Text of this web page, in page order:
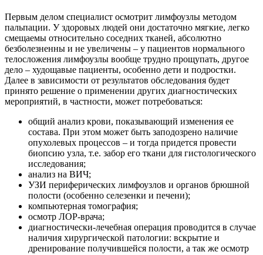
Первым делом специалист осмотрит лимфоузлы методом
пальпации. У здоровых людей они достаточно мягкие, легко
смещаемы относительно соседних тканей, абсолютно
безболезненны и не увеличены – у пациентов нормального
телосложения лимфоузлы вообще трудно прощупать, другое
дело – худощавые пациенты, особенно дети и подростки.
Далее в зависимости от результатов обследования будет
принято решение о применении других диагностических
мероприятий, в частности, может потребоваться:
общий анализ крови, показывающий изменения ее
состава. При этом может быть заподозрено наличие
опухолевых процессов – и тогда придется провести
биопсию узла, т.е. забор его ткани для гистологического
исследования;
анализ на ВИЧ;
УЗИ периферических лимфоузлов и органов брюшной
полости (особенно селезенки и печени);
компьютерная томография;
осмотр ЛОР-врача;
диагностически-лечебная операция проводится в случае
наличия хирургической патологии: вскрытие и
дренирование получившейся полости, а так же осмотр